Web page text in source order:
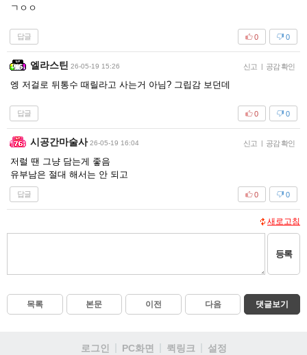
ㄱㅇㅇ
답글 0
0
엘라스틴 26-05-19 15:26 신고 | 공감 확인
엥 저걸로 뒤통수 때릴라고 사는거 아님? 그립감 보던데
답글 0
0
시공간마술사 26-05-19 16:04 신고 | 공감 확인
저럴 땐 그냥 담는게 좋음
유부남은 절대 해서는 안 되고
답글 0
0
새로고침
등록
목록 본문 이전 다음 댓글보기
로그인 PC화면 퀵링크 설정